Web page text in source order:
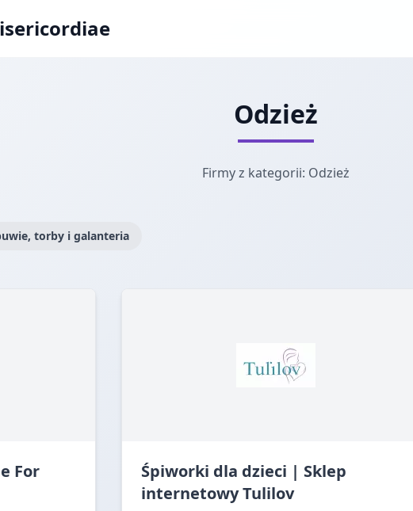
Odzież
Firmy z kategorii: Odzież
torby i galanteria
For
Śpiworki dla dzieci | Sklep
internetowy Tulilov